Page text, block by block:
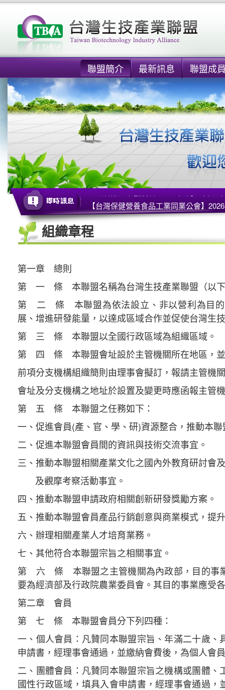
聯盟簡介 最新訊息 聯盟成
【台灣保健營養食品工業同業公會】
【經濟部產業發展署】115年3月26日
組織章程
第一章 總則
第 一 條 本聯盟名稱為台灣生技產業聯盟（以下
第 二 條 本聯盟為依法設立、非以營利為目的
展、增進研發能量，以達成區域合作並促使台灣生
第 三 條 本聯盟以全國行政區域為組織區域。
第 四 條 本聯盟會址設於主管機關所在地區，並
前項分支機構組織簡則由理事會擬訂，報請主管機
會址及分支機構之地址於設置及變更時應函報主管
第 五 條 本聯盟之任務如下：
一、促進會員(產、官、學、研)資源整合，推動本
二、促進本聯盟會員間的資訊與技術交流事宜。
三、推動本聯盟相關產業文化之國內外教育研討會
及觀摩考察活動事宜。
四、推動本聯盟申請政府相關創新研發獎勵方案。
五、推動本聯盟會員產品行銷創意與商業模式，提
六、辦理相關產業人才培育業務。
七、其他符合本聯盟宗旨之相關事宜。
第 六 條 本聯盟之主管機關為內政部，目的事
要為經濟部及行政院農業委員會。其目的事業應受
第二章 會員
第 七 條 本聯盟會員分下列四種：
一、個人會員：凡贊同本聯盟宗旨、年滿二十歲
申請書，經理事會通過，並繳納會費後，為個人會
二、團體會員：凡贊同本聯盟宗旨之機構或團體
國性行政區域，填具入會申請書，經理事會通過